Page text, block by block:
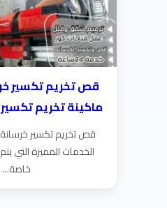
قص تخريم تكسير
ماكينة تخريم
قص تخريم تكسير
الخدمات المميزة التي
خاصة...